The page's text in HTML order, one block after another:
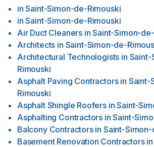
in Saint-Simon-de-Rimouski
in Saint-Simon-de-Rimouski
Air Duct Cleaners in Saint-Simon-
Architects in Saint-Simon-de-
Architectural Technologists in Saint-
Rimouski
Asphalt Paving Contractors in Saint-
Rimouski
Asphalt Shingle Roofers in Saint-
Asphalting Contractors in Saint-
Balcony Contractors in Saint-
Basement Renovation Contractors in